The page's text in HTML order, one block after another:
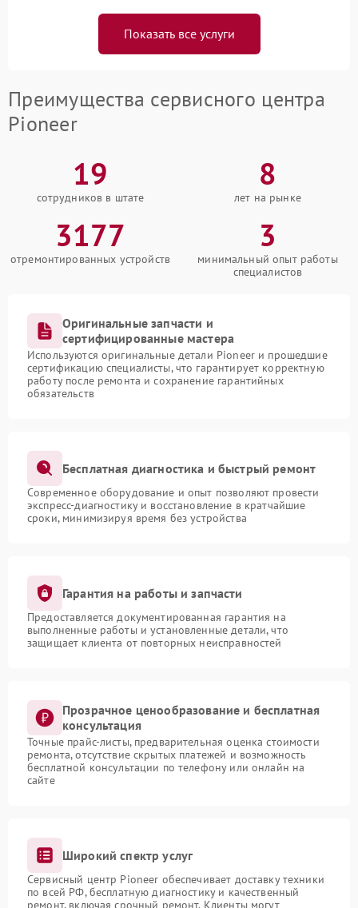
Показать все услуги
Преимущества сервисного центра
Pioneer
19
сотрудников в штате
8
лет на рынке
3177
отремонтированных устройств
3
минимальный опыт работы
специалистов
Оригинальные запчасти и
сертифицированные мастера
Используются оригинальные детали Pioneer и прошедшие
сертификацию специалисты, что гарантирует корректную
работу после ремонта и сохранение гарантийных
обязательств
Бесплатная диагностика и быстрый ремонт
Современное оборудование и опыт позволяют провести
экспресс-диагностику и восстановление в кратчайшие
сроки, минимизируя время без устройства
Гарантия на работы и запчасти
Предоставляется документированная гарантия на
выполненные работы и установленные детали, что
защищает клиента от повторных неисправностей
Прозрачное ценообразование и бесплатная
консультация
Точные прайс-листы, предварительная оценка стоимости
ремонта, отсутствие скрытых платежей и возможность
бесплатной консультации по телефону или онлайн на
сайте
Широкий спектр услуг
Сервисный центр Pioneer обеспечивает доставку техники
по всей РФ, бесплатную диагностику и качественный
ремонт, включая срочный ремонт. Клиенты могут